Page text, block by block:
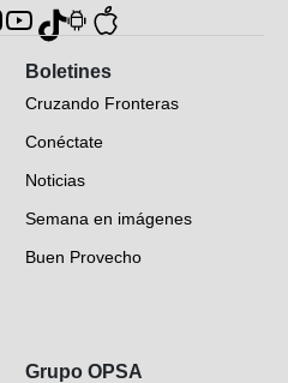
Boletines
Cruzando Fronteras
Conéctate
Noticias
Semana en imágenes
Buen Provecho
Grupo OPSA